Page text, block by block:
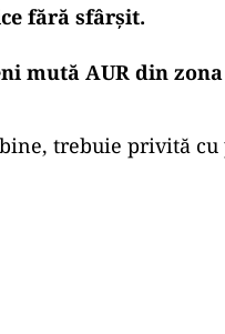
fără sfârșit.
mută AUR din
trebuie privită cu